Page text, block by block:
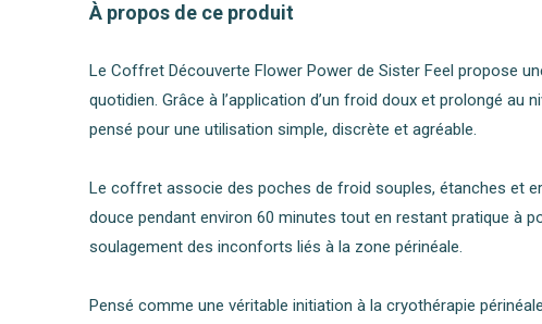
À propos de ce produit
Le Coffret Découverte Flower Power de Sister Feel propose
quotidien. Grâce à l’application d’un froid doux et prolongé
pensé pour une utilisation simple, discrète et agréable.
Le coffret associe des poches de froid souples, étanches et
douce pendant environ 60 minutes tout en restant pratique à
soulagement des inconforts liés à la zone périnéale.
Pensé comme une véritable initiation à la cryothérapie